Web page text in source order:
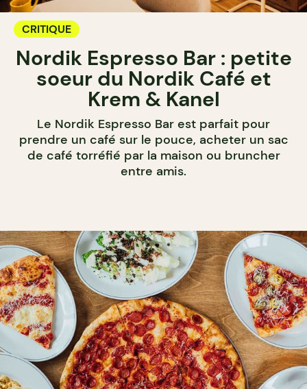
CRITIQUE
Nordik Espresso Bar : petite
soeur du Nordik Café et
Krem & Kanel
Le Nordik Espresso Bar est parfait pour
prendre un café sur le pouce, acheter un sac
de café torréfié par la maison ou bruncher
entre amis.